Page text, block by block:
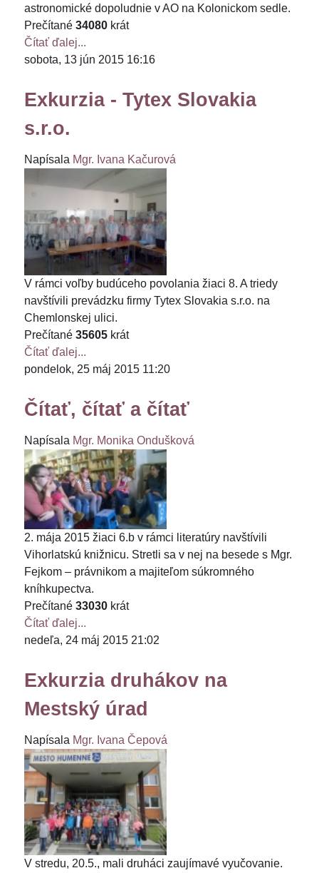
astronomické dopoludnie v AO na Kolonickom sedle.
Prečítané 34080 krát
Čítať ďalej...
sobota, 13 jún 2015 16:16
Exkurzia - Tytex Slovakia
s.r.o.
Napísala Mgr. Ivana Kačurová
V rámci voľby budúceho povolania žiaci 8. A triedy
navštívili prevádzku firmy Tytex Slovakia s.r.o. na
Chemlonskej ulici.
Prečítané 35605 krát
Čítať ďalej...
pondelok, 25 máj 2015 11:20
Čítať, čítať a čítať
Napísala Mgr. Monika Ondušková
2. mája 2015 žiaci 6.b v rámci literatúry navštívili
Vihorlatskú knižnicu. Stretli sa v nej na besede s Mgr.
Fejkom – právnikom a majiteľom súkromného
kníhkupectva.
Prečítané 33030 krát
Čítať ďalej...
nedeľa, 24 máj 2015 21:02
Exkurzia druhákov na
Mestský úrad
Napísala Mgr. Ivana Čepová
V stredu, 20.5., mali druháci zaujímavé vyučovanie.